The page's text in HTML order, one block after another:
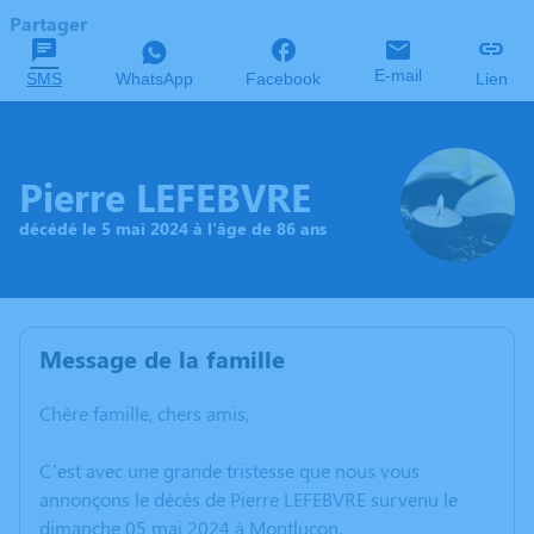
Partager
SMS WhatsApp Facebook E-mail Lien
Pierre LEFEBVRE
décédé le 5 mai 2024 à l'âge de 86 ans
Message de la famille
Chère famille, chers amis,
C’est avec une grande tristesse que nous vous
annonçons le décès de Pierre LEFEBVRE survenu le
dimanche 05 mai 2024 à Montluçon.